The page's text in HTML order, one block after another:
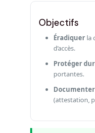
Objectifs
Éradiquerla
d’accès.
Protéger
portantes.
Documenter
(attestation,